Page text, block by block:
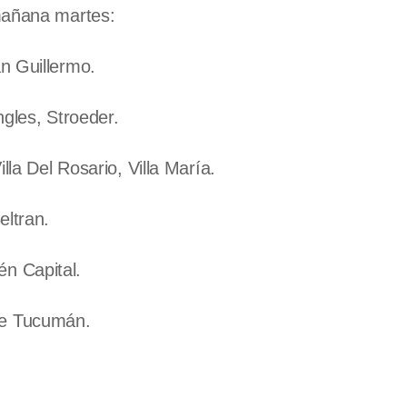
martes:
Guillermo.
Stroeder.
Del Rosario, Villa María.
Capital.
Tucumán.